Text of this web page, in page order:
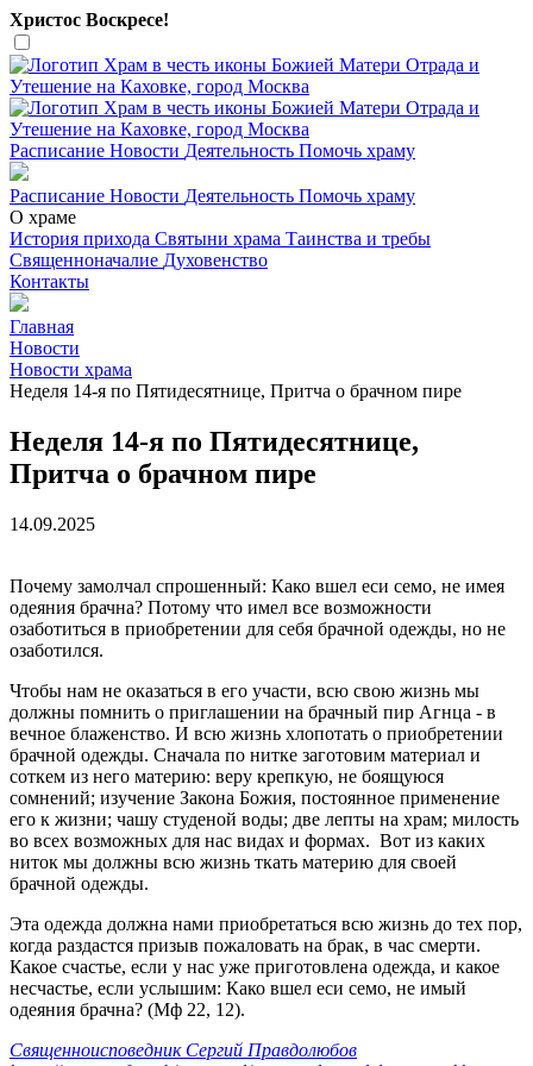
Христос Воскресе!
Расписание Новости Деятельность Помочь храму
Расписание Новости Деятельность Помочь храму
О храме
История прихода Святыни храма Таинства и требы
Священноначалие Духовенство
Контакты
Главная
Новости
Новости храма
Неделя 14-я по Пятидесятнице, Притча о брачном пире
Неделя 14-я по Пятидесятнице,
Притча о брачном пире
14.09.2025
Почему замолчал спрошенный: Како вшел еси семо, не имея
одеяния брачна? Потому что имел все возможности
озаботиться в приобретении для себя брачной одежды, но не
озаботился.
Чтобы нам не оказаться в его участи, всю свою жизнь мы
должны помнить о приглашении на брачный пир Агнца - в
вечное блаженство. И всю жизнь хлопотать о приобретении
брачной одежды. Сначала по нитке заготовим материал и
соткем из него материю: веру крепкую, не боящуюся
сомнений; изучение Закона Божия, постоянное применение
его к жизни; чашу студеной воды; две лепты на храм; милость
во всех возможных для нас видах и формах. Вот из каких
ниток мы должны всю жизнь ткать материю для своей
брачной одежды.
Эта одежда должна нами приобретаться всю жизнь до тех пор,
когда раздастся призыв пожаловать на брак, в час смерти.
Какое счастье, если у нас уже приготовлена одежда, и какое
несчастье, если услышим: Како вшел еси семо, не имый
одеяния брачна? (Мф 22, 12).
Священноисповедник Сергий Правдолюбов